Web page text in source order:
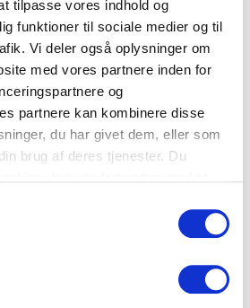
tilpasse vores indhold og
funktioner til sociale medier og til
Vi deler også oplysninger om
med vores partnere inden for
og
partnere kan kombinere disse
du har givet dem, eller som
brug af deres tjenester. Du
er altid klar til at give et
til dig og dit specifikke
hør nærmere. Du også
kontaktformularen her på